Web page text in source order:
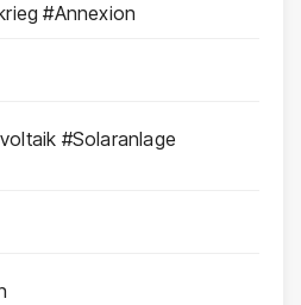
#Annexion
#Solaranlage